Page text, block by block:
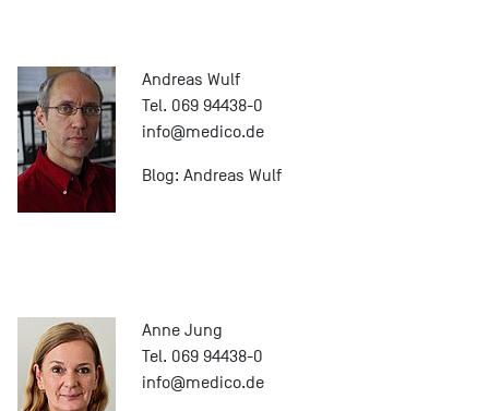
Andreas Wulf
Tel. 069 94438-0
info@medico.de
Blog: Andreas Wulf
Anne Jung
Tel. 069 94438-0
info@medico.de